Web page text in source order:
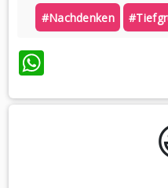
#nachdenken
WhatsApp